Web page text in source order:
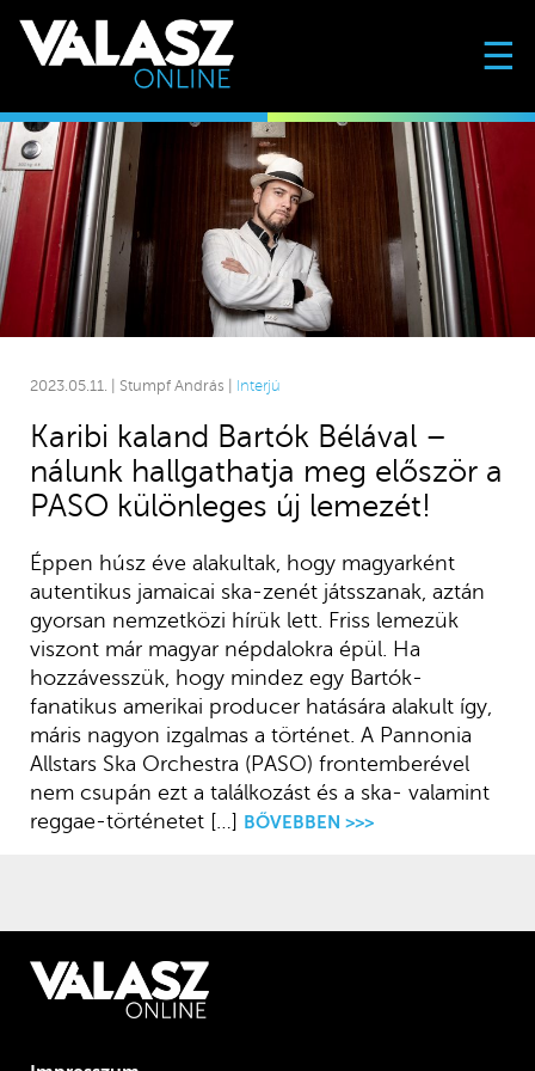
☰
2023.05.11. | Stumpf András | Interjú
Karibi kaland Bartók Bélával –
nálunk hallgathatja meg először a
PASO különleges új lemezét!
Éppen húsz éve alakultak, hogy magyarként
autentikus jamaicai ska-zenét játsszanak, aztán
gyorsan nemzetközi hírük lett. Friss lemezük
viszont már magyar népdalokra épül. Ha
hozzávesszük, hogy mindez egy Bartók-
fanatikus amerikai producer hatására alakult így,
máris nagyon izgalmas a történet. A Pannonia
Allstars Ska Orchestra (PASO) frontemberével
nem csupán ezt a találkozást és a ska- valamint
reggae-történetet […]
BŐVEBBEN >>>